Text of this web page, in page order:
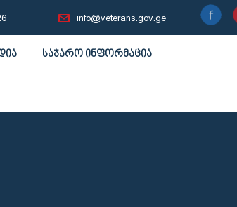
info@veterans.gov.ge
საჯარო ინფორმაცია